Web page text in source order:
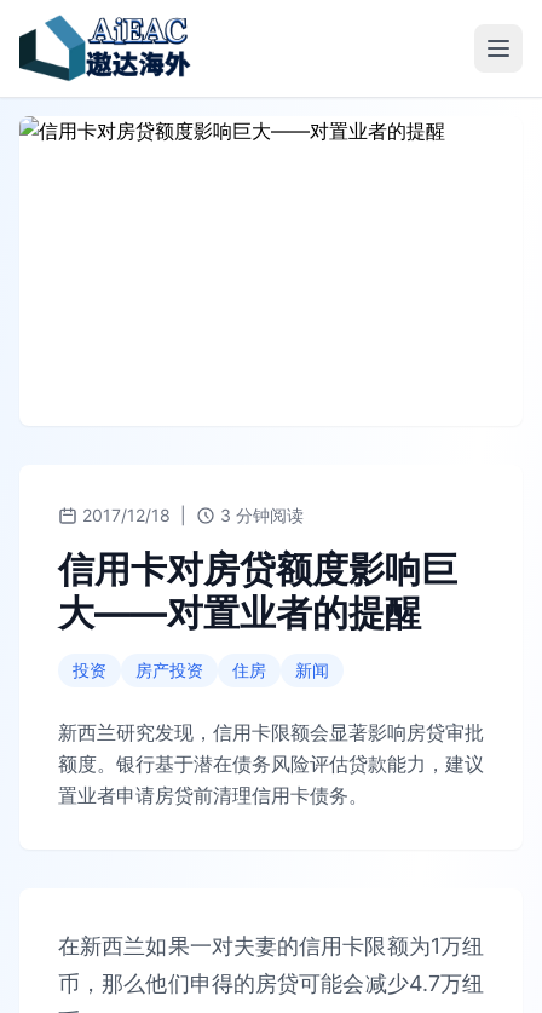
2017/12/18 3 分钟阅读
信用卡对房贷额度影响巨
大——对置业者的提醒
投资 房产投资 住房 新闻
新西兰研究发现，信用卡限额会显著影响房贷审批
额度。银行基于潜在债务风险评估贷款能力，建议
置业者申请房贷前清理信用卡债务。
在新西兰如果一对夫妻的信用卡限额为1万纽
币，那么他们申得的房贷可能会减少4.7万纽